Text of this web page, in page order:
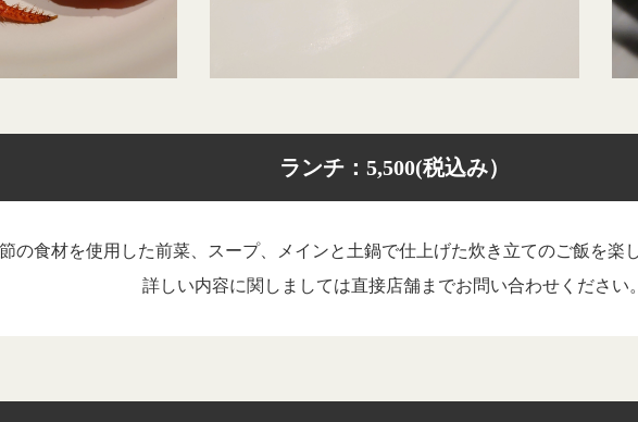
ランチ：5,500(税込み）
の食材を使用した前菜、スープ、メインと土鍋で仕上げた炊き立てのご飯を楽
詳しい内容に関しましては直接店舗までお問い合わせください